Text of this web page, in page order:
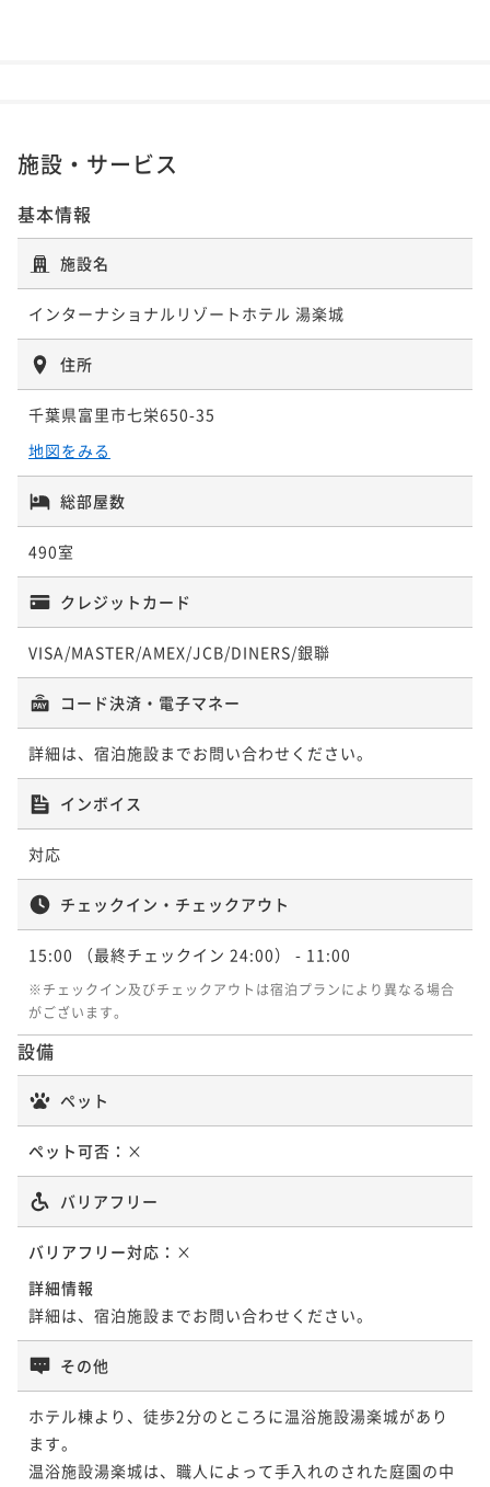
た。説明もなく、温度を調節しないとシ
ャワーで固定できないことに気づくまで
まで色々なホテルに泊まりましたが、こ
んな仕様の蛇口は初めてだったので戸惑
いました。 ホテルのお値段が安く、成
田空港(無料)と東京駅間(有料)で送迎バ
スが出てることで選びましたが、バスの
時刻が少ししかないことや、送迎がもの
すごい遅かったり、結局東京駅までのバ
スでも時間や交通費がかかるのに、さら
にそこから目的地までの交通費と時間が
かかることや、お部屋の上記に書いた状
態だったことなども込みで考えたら、何
を優先するかで泊まるところを選ばない
と時間とお金を無駄にすると、今回は良
角部屋、喫煙のお部屋でした)
施設・サービス
基本情報
施設名
インターナショナルリゾートホテル 湯楽城
住所
千葉県富里市七栄650-35
地図をみる
総部屋数
490室
クレジットカード
VISA/MASTER/AMEX/JCB/DINERS/銀聯
コード決済・電子マネー
詳細は、宿泊施設までお問い合わせください。
インボイス
対応
チェックイン・チェックアウト
15:00 （最終チェックイン 24:00） - 11:00
※チェックイン及びチェックアウトは宿泊プランにより異なる場合
がございます。
設備
ペット
ペット可否： ×
バリアフリー
バリアフリー対応： ×
詳細情報
詳細は、宿泊施設までお問い合わせください。
その他
ホテル棟より、徒歩2分のところに温浴施設湯楽城があり
ます。
温浴施設湯楽城は、職人によって手入れのされた庭園の中